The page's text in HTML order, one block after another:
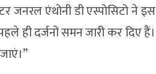
जनरल एंथोनी डी एस्पोसिटो ने इस
ही दर्जनों समन जारी कर दिए हैं।